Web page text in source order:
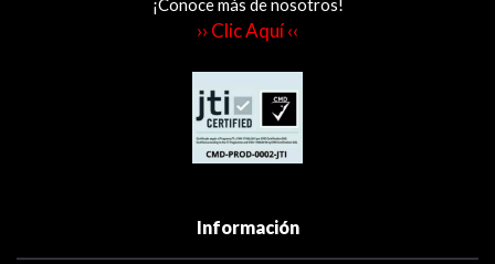
¡Conoce más de nosotros!
›› Clic Aquí ‹‹
Información